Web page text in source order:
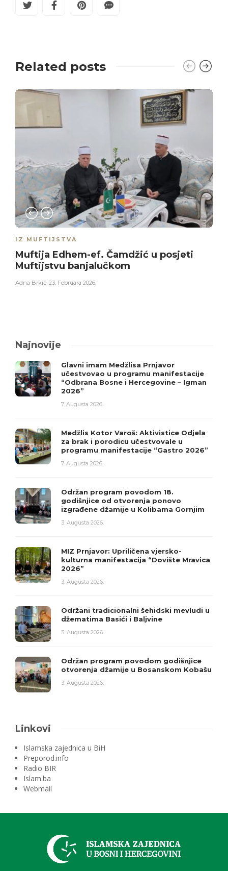
Related posts
IZ MUFTIJSTVA
Muftija Edhem-ef. Čamdžić u posjeti
Muftijstvu banjalučkom
Adna Brkić, 23. Februara 2026.
Najnovije
Glavni imam Medžlisa Prnjavor
učestvovao u programu manifestacije
“Odbrana Bosne i Hercegovine – Igman
2026”
7. Augusta 2026.
Medžlis Kotor Varoš: Aktivistice Odjela
za brak i porodicu učestvovale u
programu manifestacije “Gastro 2026”
7. Augusta 2026.
Održan program povodom 18.
godišnjice od otvorenja ponovo
izgrađene džamije u Kolibama Gornjim
3. Augusta 2026.
MIZ Prnjavor: Upriličena vjersko-
kulturna manifestacija “Dovište Mravica
2026”
3. Augusta 2026.
Održani tradicionalni šehidski mevludi u
džematima Basići i Baljvine
3. Augusta 2026.
Održan program povodom godišnjice
otvorenja džamije u Bosanskom Kobašu
3. Augusta 2026.
Linkovi
Islamska zajednica u BiH
Preporod.info
Radio BIR
Islam.ba
Webmail